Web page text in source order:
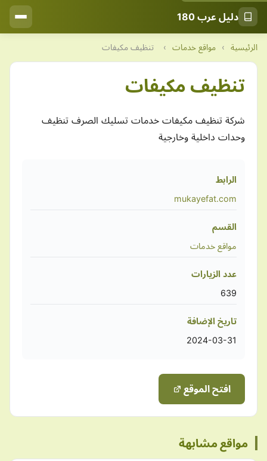
دليل عرب 180
الرئيسية › مواقع خدمات › تنظيف مكيفات
تنظيف مكيفات
شركة تنظيف مكيفات خدمات تسليك الصرف تنظيف
وحدات داخلية وخارجية
الرابط
mukayefat.com
القسم
مواقع خدمات
عدد الزيارات
639
تاريخ الإضافة
2024-03-31
افتح الموقع
مواقع مشابهة